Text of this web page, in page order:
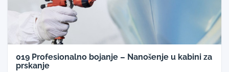
019 Profesionalno bojanje – Nanošenje u kabini za
prskanje